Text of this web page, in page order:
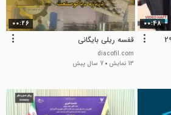
00:48
وطن پس از 29
00:26
قفسه ریلی بایگانی
diacofil.com
13 نمایش
7 سال پیش